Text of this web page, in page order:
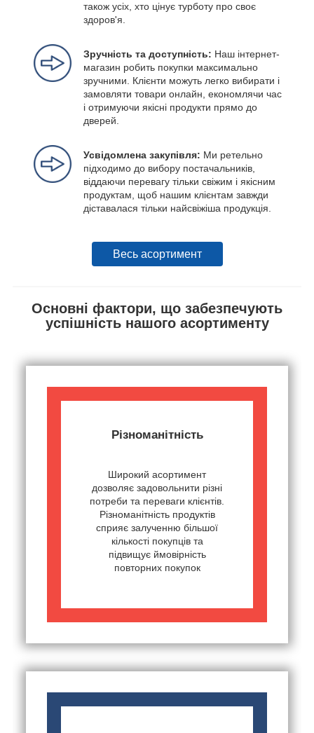
також усіх, хто цінує турботу про своє
здоров'я.
Зручність та доступність: Наш інтернет-
магазин робить покупки максимально
зручними. Клієнти можуть легко вибирати і
замовляти товари онлайн, економлячи час
і отримуючи якісні продукти прямо до
дверей.
Усвідомлена закупівля: Ми ретельно
підходимо до вибору постачальників,
віддаючи перевагу тільки свіжим і якісним
продуктам, щоб нашим клієнтам завжди
діставалася тільки найсвіжіша продукція.
Весь асортимент
Основні фактори, що забезпечують
успішність нашого асортименту
Різноманітність
Широкий асортимент
дозволяє задовольнити різні
потреби та переваги клієнтів.
Різноманітність продуктів
сприяє залученню більшої
кількості покупців та
підвищує ймовірність
повторних покупок